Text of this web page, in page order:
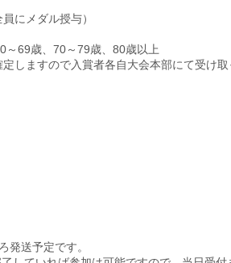
にメダル授与）
～69歳、70～79歳、80歳以上
ますので入賞者各自大会本部にて受け
発送予定です。